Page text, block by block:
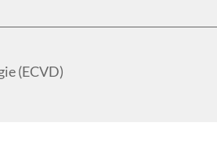
(ECVD)